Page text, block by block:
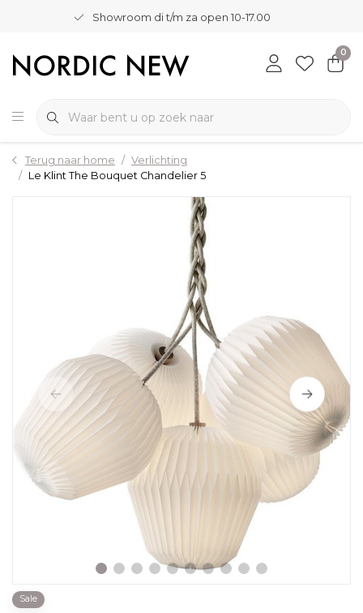
Showroom di t/m za open 10-17.00
0
Terug naar home
Verlichting
Le Klint The Bouquet Chandelier 5
Sale